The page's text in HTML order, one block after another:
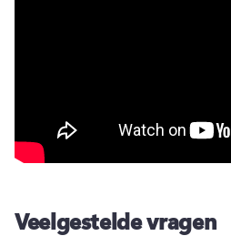
Veelgestelde vragen